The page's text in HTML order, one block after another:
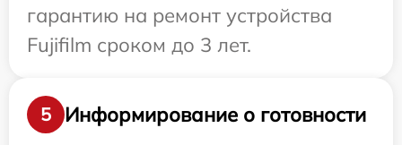
гарантию на ремонт устройства
Fujifilm сроком до 3 лет.
5
Информирование о готовности